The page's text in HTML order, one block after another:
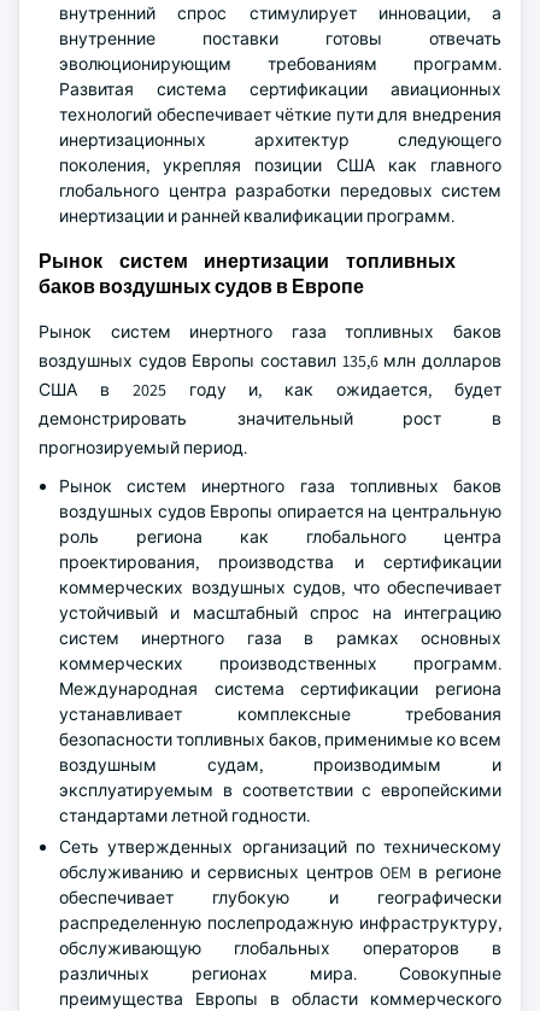
внутренний спрос стимулирует инновации, а
внутренние поставки готовы отвечать
эволюционирующим требованиям программ.
Развитая система сертификации авиационных
технологий обеспечивает чёткие пути для внедрения
инертизационных архитектур следующего
поколения, укрепляя позиции США как главного
глобального центра разработки передовых систем
инертизации и ранней квалификации программ.
Рынок систем инертизации топливных
баков воздушных судов в Европе
Рынок систем инертного газа топливных баков
воздушных судов Европы составил 135,6 млн долларов
США в 2025 году и, как ожидается, будет
демонстрировать значительный рост в
прогнозируемый период.
Рынок систем инертного газа топливных баков
воздушных судов Европы опирается на центральную
роль региона как глобального центра
проектирования, производства и сертификации
коммерческих воздушных судов, что обеспечивает
устойчивый и масштабный спрос на интеграцию
систем инертного газа в рамках основных
коммерческих производственных программ.
Международная система сертификации региона
устанавливает комплексные требования
безопасности топливных баков, применимые ко всем
воздушным судам, производимым и
эксплуатируемым в соответствии с европейскими
стандартами летной годности.
Сеть утвержденных организаций по техническому
обслуживанию и сервисных центров OEM в регионе
обеспечивает глубокую и географически
распределенную послепродажную инфраструктуру,
обслуживающую глобальных операторов в
различных регионах мира. Совокупные
преимущества Европы в области коммерческого